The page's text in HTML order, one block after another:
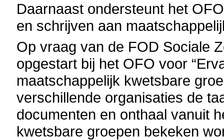
Daarnaast ondersteunt het
en schrijven aan
Op vraag van de FOD Sociale
opgestart bij het OFO voor
maatschappelijk kwetsbare
verschillende organisaties de
documenten en onthaal vanuit
kwetsbare groepen bekeken